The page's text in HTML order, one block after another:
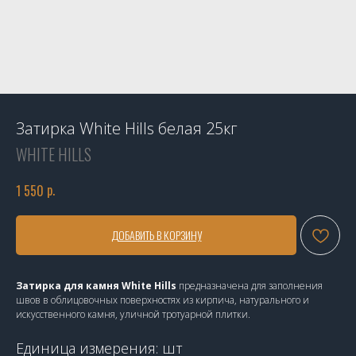
Затирка White Hills белая 25кг
WHITE HILLS
1 550 р.
ДОБАВИТЬ В КОРЗИНУ
Затирка для камня White Hills предназначена для заполнения
швов в облицовочных поверхностях из кирпича, натурального и
искусственного камня, уличной тротуарной плитки.
Единица измерения: шт